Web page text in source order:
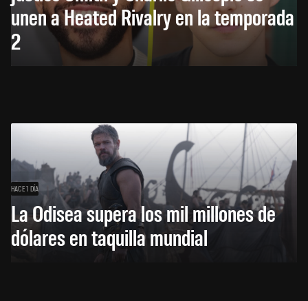
unen a Heated Rivalry en la temporada
2
HACE 1 DÍA
La Odisea supera los mil millones de
dólares en taquilla mundial